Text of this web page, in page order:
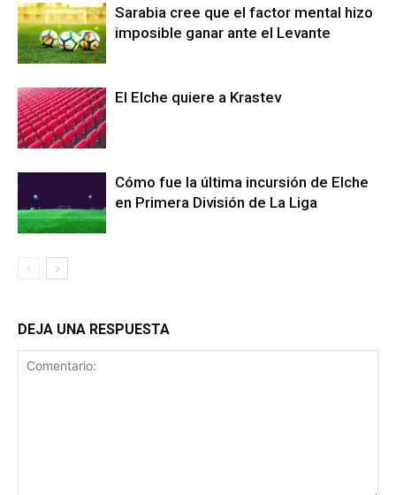
Sarabia cree que el factor mental hizo
imposible ganar ante el Levante
El Elche quiere a Krastev
Cómo fue la última incursión de Elche
en Primera División de La Liga
DEJA UNA RESPUESTA